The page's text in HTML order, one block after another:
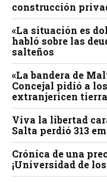
construcción
«La situación es
habló sobre las
salteños
«La bandera de
Concejal pidió a
extranjericen
Viva la libertad
Salta perdió 313
Crónica de una
¡Universidad de